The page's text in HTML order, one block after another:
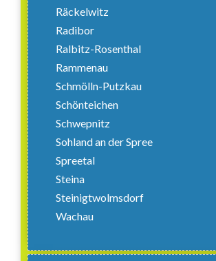
Räckelwitz
Radibor
Ralbitz-Rosenthal
Rammenau
Schmölln-Putzkau
Schönteichen
Schwepnitz
Sohland an der Spree
Spreetal
Steina
Steinigtwolmsdorf
Wachau